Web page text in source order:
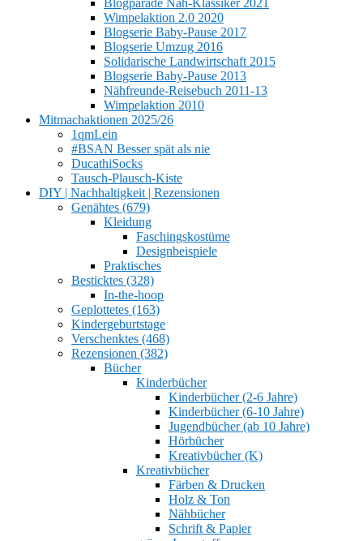
Blogparade Näh-Klassiker 2021
Wimpelaktion 2.0 2020
Blogserie Baby-Pause 2017
Blogserie Umzug 2016
Solidarische Landwirtschaft 2015
Blogserie Baby-Pause 2013
Nähfreunde-Reisebuch 2011-13
Wimpelaktion 2010
Mitmachaktionen 2025/26
1qmLein
#BSAN Besser spät als nie
DucathiSocks
Tausch-Plausch-Kiste
DIY | Nachhaltigkeit | Rezensionen
Genähtes (679)
Kleidung
Faschingskostüme
Designbeispiele
Praktisches
Besticktes (328)
In-the-hoop
Geplottetes (163)
Kindergeburtstage
Verschenktes (468)
Rezensionen (382)
Bücher
Kinderbücher
Kinderbücher (2-6 Jahre)
Kinderbücher (6-10 Jahre)
Jugendbücher (ab 10 Jahre)
Hörbücher
Kreativbücher (K)
Kreativbücher
Färben & Drucken
Holz & Ton
Nähbücher
Schrift & Papier